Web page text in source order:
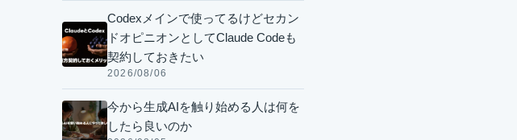
Codexメインで使ってるけどセカン
ドオピニオンとしてClaude Codeも
契約しておきたい
2026/08/06
今から生成AIを触り始める人は何を
したら良いのか